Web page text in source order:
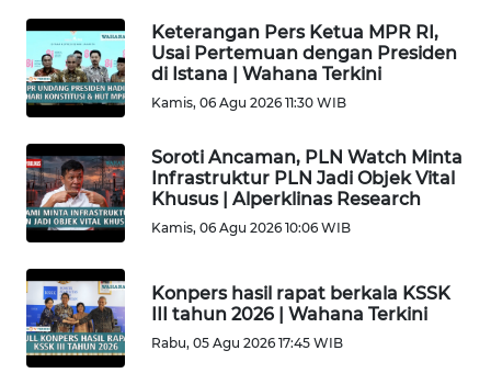
Keterangan Pers Ketua MPR RI,
Usai Pertemuan dengan Presiden
di Istana | Wahana Terkini
Kamis, 06 Agu 2026 11:30 WIB
Soroti Ancaman, PLN Watch Minta
Infrastruktur PLN Jadi Objek Vital
Khusus | Alperklinas Research
Kamis, 06 Agu 2026 10:06 WIB
Konpers hasil rapat berkala KSSK
III tahun 2026 | Wahana Terkini
Rabu, 05 Agu 2026 17:45 WIB
PEDOMAN
MEDIA
SIBER
KARIR
DISCLAIMER
Wahana
News
Regional